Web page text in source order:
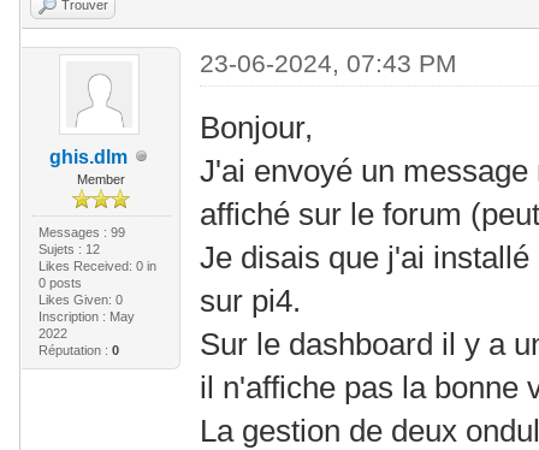
Trouver
ghis.dlm
Member
Messages : 99
Sujets : 12
Likes Received: 0in
0 posts
Likes Given: 0
Inscription : May
2022
Réputation : 0
23-06-2024, 07:43 PM
Bonjour,
J'ai envoyé un
affiché sur le forum
Je disais que j'ai
sur pi4.
Sur le dashboard il y a
il n'affiche pas la bonne
La gestion de deux